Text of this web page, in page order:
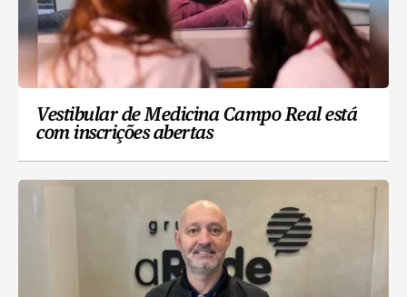
Vestibular de Medicina Campo Real está
com inscrições abertas